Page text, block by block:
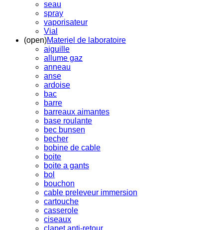
seau
spray
vaporisateur
Vial
(open)Materiel de laboratoire
aiguille
allume gaz
anneau
anse
ardoise
bac
barre
barreaux aimantes
base roulante
bec bunsen
becher
bobine de cable
boite
boite a gants
bol
bouchon
cable preleveur immersion
cartouche
casserole
ciseaux
clapet anti-retour